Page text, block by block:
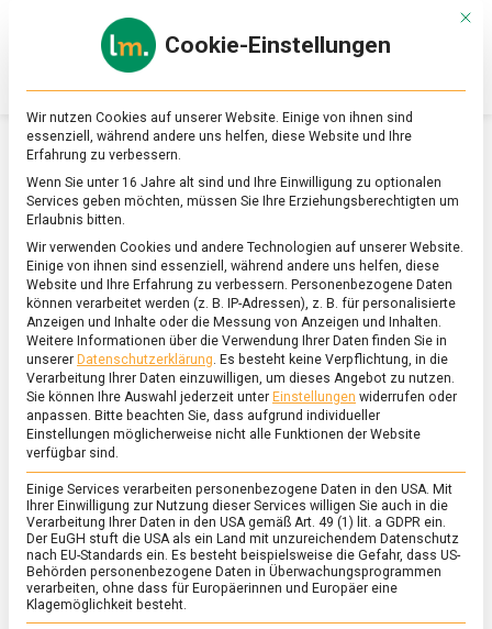
Online-
Magazin
zu
&
Ernährung
SCHLAGWORT:ENOKI
ERNÄHRUNG & GESUNDHEIT /FEATURED/WISSEN
Die Kunst des (Fleisch-)Weglassens:
Future 50 Foods
Mit
Cookie-Einstellungen
Wir nutzen Cookies auf unserer Website. Einige von ihnen sind
essenziell, während andere uns helfen, diese Website und Ihre
Erfahrung zu verbessern.
Wenn Sie unter 16 Jahre alt sind und Ihre Einwilligung zu optionalen
Services geben möchten, müssen Sie Ihre Erziehungsberechtigten um
Erlaubnis bitten.
Wir verwenden Cookies und andere Technologien auf unserer Website.
Einige von ihnen sind essenziell, während andere uns helfen, diese
Website und Ihre Erfahrung zu verbessern. Personenbezogene Daten
können verarbeitet werden (z. B. IP-Adressen), z. B. für personalisierte
Anzeigen und Inhalte oder die Messung von Anzeigen und Inhalten.
Weitere Informationen über die Verwendung Ihrer Daten finden Sie in
unserer Datenschutzerklärung. Es besteht keine Verpflichtung, in die
Verarbeitung Ihrer Daten einzuwilligen, um dieses Angebot zu nutzen.
Sie können Ihre Auswahl jederzeit unter Einstellungen widerrufen oder
anpassen. Bitte beachten Sie, dass aufgrund individueller
Einstellungen möglicherweise nicht alle Funktionen der Website
verfügbar sind.
Einige Services verarbeiten personenbezogene Daten in den USA. Mit
Ihrer Einwilligung zur Nutzung dieser Services willigen Sie auch in die
Verarbeitung Ihrer Daten in den USA gemäß Art. 49 (1) lit. a GDPR ein.
Der EuGH stuft die USA als ein Land mit unzureichendem Datenschutz
nach EU-Standards ein. Es besteht beispielsweise die Gefahr, dass US-
Behörden personenbezogene Daten in Überwachungsprogrammen
verarbeiten, ohne dass für Europäerinnen und Europäer eine
Klagemöglichkeit besteht.